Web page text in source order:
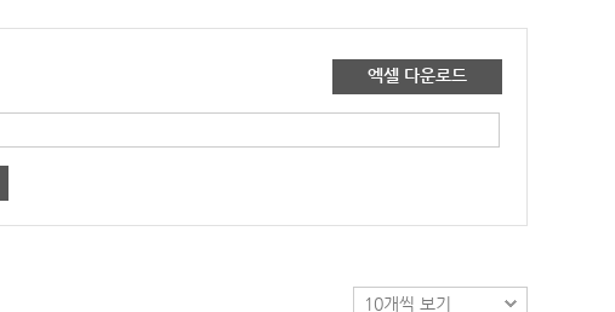
엑셀 다운로드